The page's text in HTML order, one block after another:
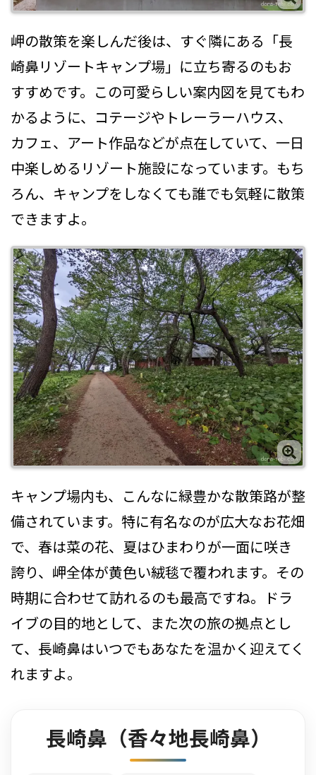
岬の散策を楽しんだ後は、すぐ隣にある「長
崎鼻リゾートキャンプ場」に立ち寄るのもお
すすめです。この可愛らしい案内図を見てもわ
かるように、コテージやトレーラーハウス、
カフェ、アート作品などが点在していて、一日
中楽しめるリゾート施設になっています。もち
ろん、キャンプをしなくても誰でも気軽に散策
できますよ。
キャンプ場内も、こんなに緑豊かな散策路が整
備されています。特に有名なのが広大なお花畑
で、春は菜の花、夏はひまわりが一面に咲き
誇り、岬全体が黄色い絨毯で覆われます。その
時期に合わせて訪れるのも最高ですね。ドラ
イブの目的地として、また次の旅の拠点とし
て、長崎鼻はいつでもあなたを温かく迎えてく
れますよ。
長崎鼻（香々地長崎鼻）